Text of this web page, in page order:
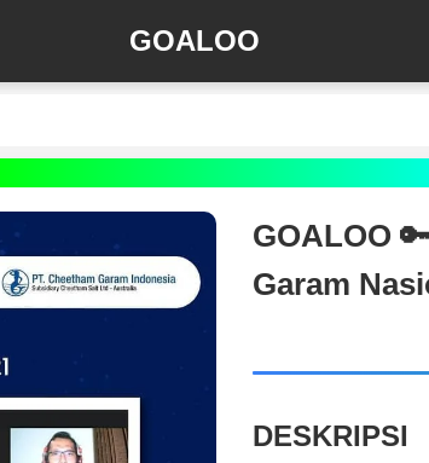
GOALOO
GOALOO
Garam
DESKRIPSI